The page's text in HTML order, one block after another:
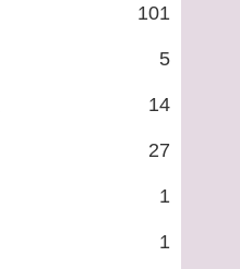
101
5
14
27
1
1